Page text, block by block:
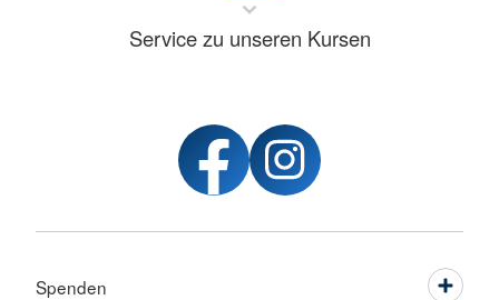
Service zu unseren Kursen
Spenden